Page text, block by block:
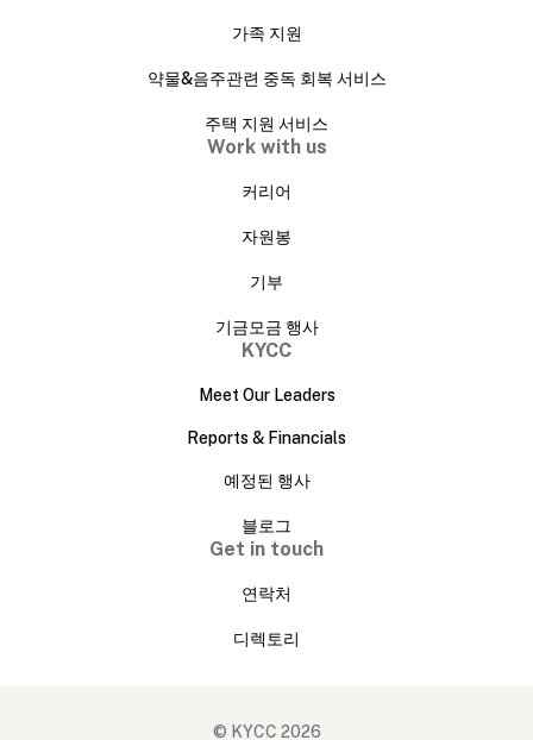
가족 지원
약물&음주관련 중독 회복 서비스
주택 지원 서비스
Work with us
커리어
자원봉
기부
기금모금 행사
KYCC
Meet Our Leaders
Reports & Financials
예정된 행사
블로그
Get in touch
연락처
디렉토리
© KYCC 2026